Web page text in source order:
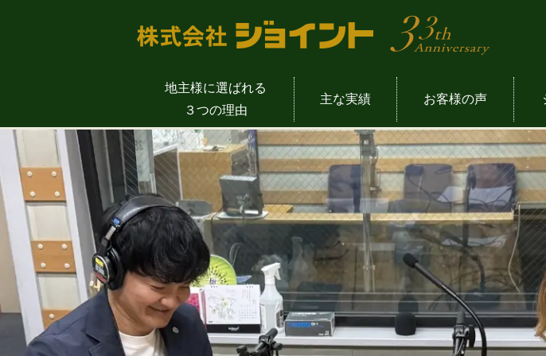
地主様に選ばれる
３つの理由
主な実績
物販店舗一覧 飲食店
介護施設一覧 事務所・
公共事業一覧 太陽光発電
お客様の声
地主様の声一覧
土地活用成功の７つの法則
土地活用の流れ
土地活用のYoutube動画
会社概要
代表挨拶
土地活用を支える専門家たち